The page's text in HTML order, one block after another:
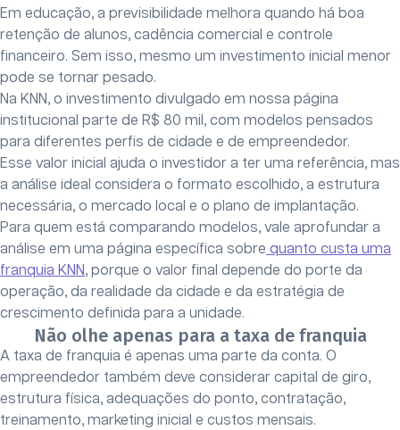
Em educação, a previsibilidade melhora quando há boa
retenção de alunos, cadência comercial e controle
financeiro. Sem isso, mesmo um investimento inicial menor
pode se tornar pesado.
Na KNN, o investimento divulgado em nossa página
institucional parte de R$ 80 mil, com modelos pensados
para diferentes perfis de cidade e de empreendedor.
Esse valor inicial ajuda o investidor a ter uma referência, mas
a análise ideal considera o formato escolhido, a estrutura
necessária, o mercado local e o plano de implantação.
Para quem está comparando modelos, vale aprofundar a
análise em uma página específica sobre quanto custa uma
franquia KNN, porque o valor final depende do porte da
operação, da realidade da cidade e da estratégia de
crescimento definida para a unidade.
Não olhe apenas para a taxa de franquia
A taxa de franquia é apenas uma parte da conta. O
empreendedor também deve considerar capital de giro,
estrutura física, adequações do ponto, contratação,
treinamento, marketing inicial e custos mensais.